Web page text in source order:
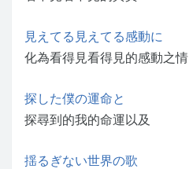
見えてる見えてる感動に
化為看得見看得見的感動之情
探した僕の運命と
探尋到的我的命運以及
揺るぎない世界の歌